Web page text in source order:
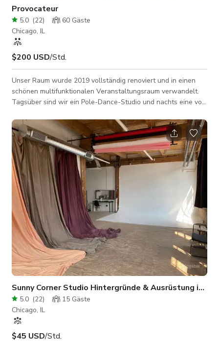
Provocateur
5.0 (22) 60 Gäste
Chicago, IL
$200 USD/Std.
Unser Raum wurde 2019 vollständig renoviert und in einen
schönen multifunktionalen Veranstaltungsraum verwandelt.
Tagsüber sind wir ein Pole-Dance-Studio und nachts eine voll
einzigartig positioniert, um unseren Raum für alles von Yoga
über Fotoshootings bis hin zu privaten Partys anzubieten. Wir
befinden uns in einer erstklassigen Lage, bequem gegenüber
der CTA Blue Line. Wir sind nur 1 Meile von der I94 entfernt
und nahe Logan S
Sunny Corner Studio Hintergründe & Ausrüstung
5.0 (22) 15 Gäste
Chicago, IL
$45 USD/Std.